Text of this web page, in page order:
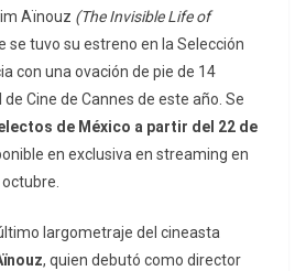
Aïnouz (The Invisible Life of
se tuvo su estreno en la Selección
con una ovación de pie de 14
Cine de Cannes de este año. Se
de México a partir del 22 de
en exclusiva en streaming en
largometraje del cineasta
, quien debutó como director